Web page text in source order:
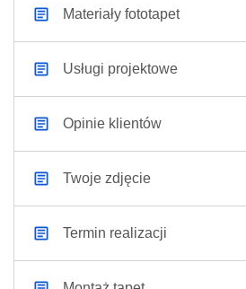
Materiały fototapet
Usługi projektowe
Opinie klientów
Twoje zdjęcie
Termin realizacji